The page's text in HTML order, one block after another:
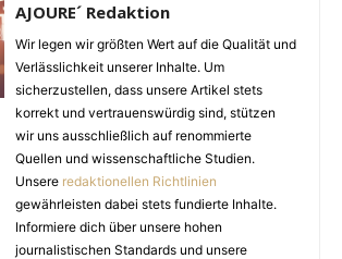
AJOURE´ Redaktion
Wir legen wir größten Wert auf die Qualität und
Verlässlichkeit unserer Inhalte. Um
sicherzustellen, dass unsere Artikel stets
korrekt und vertrauenswürdig sind, stützen
wir uns ausschließlich auf renommierte
Quellen und wissenschaftliche Studien.
Unsere redaktionellen Richtlinien
gewährleisten dabei stets fundierte Inhalte.
Informiere dich über unsere hohen
journalistischen Standards und unsere